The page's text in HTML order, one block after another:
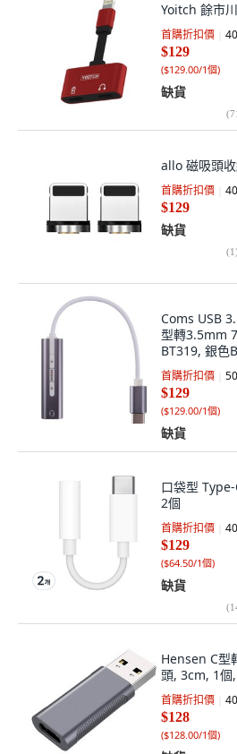
Yoitch 餘市
首購折扣價 40
$129
($129.00/1個)
缺貨
(
allo 磁吸頭
首購折扣價 40
$129
缺貨
(1)
Coms USB
型轉3.5mm
BT319, 銀色
首購折扣價 50
$129
($129.00/1個)
缺貨
口袋型
2個
首購折扣價 40
$129
($64.50/1個)
缺貨
(
Hensen C型
頭, 3cm, 1個
首購折扣價 40
$128
($128.00/1個)